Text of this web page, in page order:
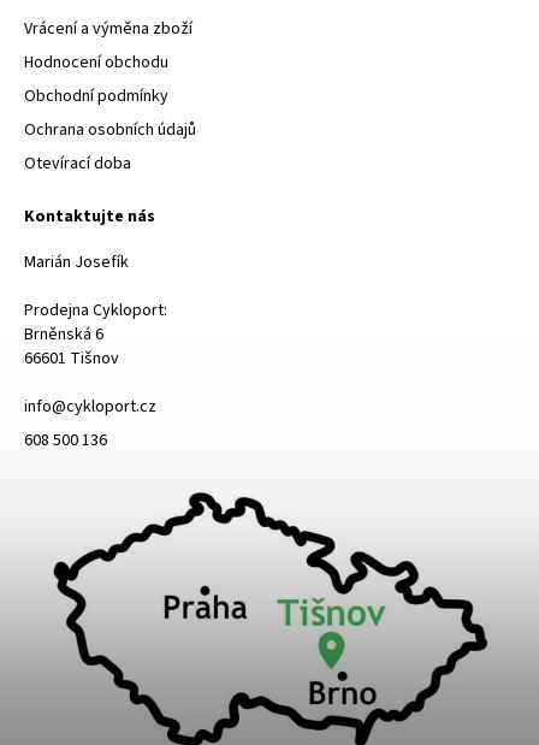
Vrácení a výměna zboží
Hodnocení obchodu
Obchodní podmínky
Ochrana osobních údajů
Otevírací doba
Kontaktujte nás
Marián Josefík
Prodejna Cykloport:
Brněnská 6
66601 Tišnov
info@cykloport.cz
608 500 136